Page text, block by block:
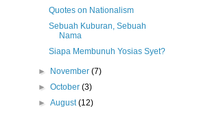
Quotes on Nationalism
Sebuah Kuburan, Sebuah
Nama
Siapa Membunuh Yosias Syet?
► November(7)
►October(3)
►August(12)